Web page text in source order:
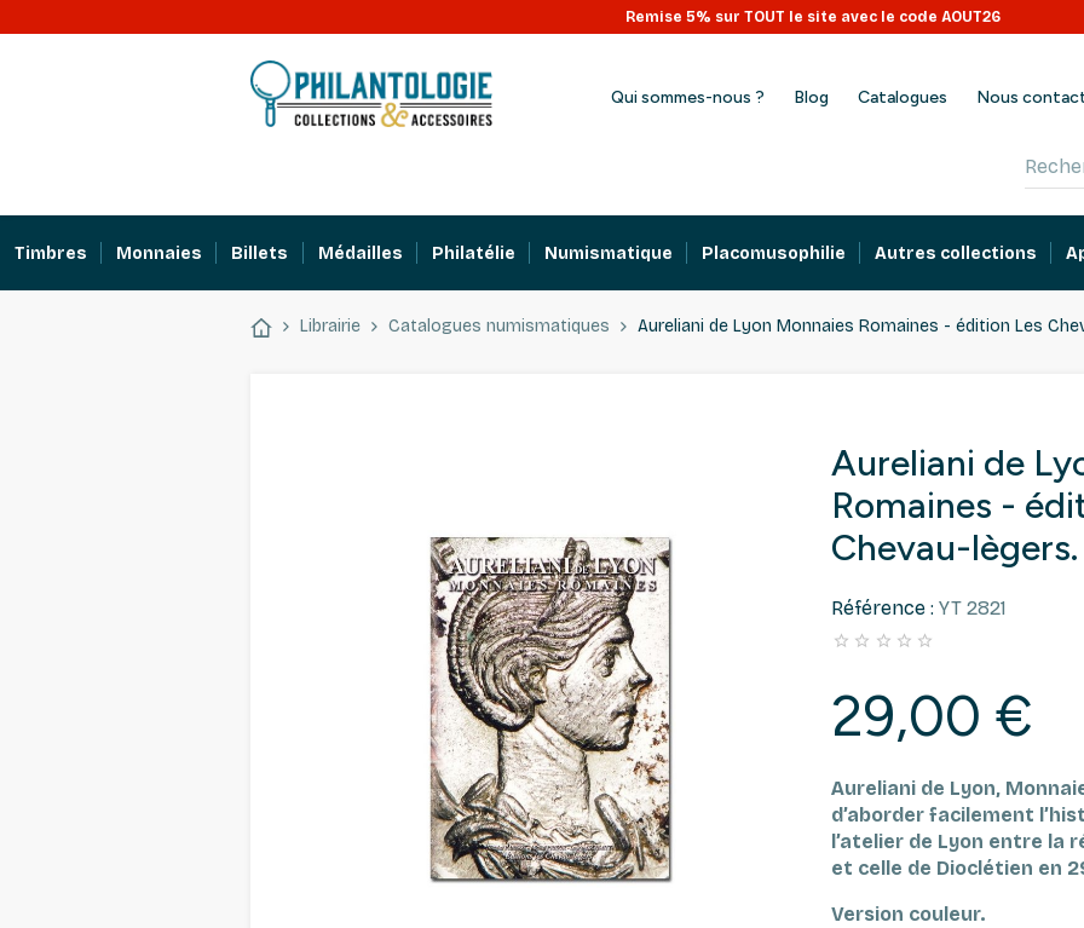
Remise 5% sur TOUT le site avec le code AOUT26
Qui sommes-nous ? Blog Catalogues Nous
Timbres Monnaies Billets Médailles Philatélie Numismatique Placomusophilie Autres collections
Librairie Catalogues numismatiques Aureliani de Lyon Monnaies Romaines - édition Les
Aureliani de
Romaines -
Chevau-lègers.
Référence : YT 2821
    
29,00 €
Aureliani de Lyon,
d’aborder facilement
l’atelier de Lyon entre la
et celle de Dioclétien en
Version couleur.